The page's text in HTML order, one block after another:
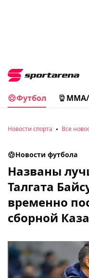
Футбол
Новости спорта Все
Новости футбола
Названы
Талгата
временно
сборной